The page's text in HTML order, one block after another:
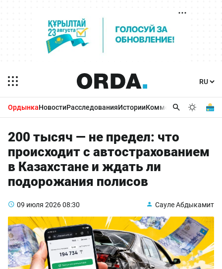
ОрдынкаНовостиРасследованияИсторииКомментарииБизнес
200 тысяч — не предел: что
происходит с автострахованием
в Казахстане и ждать ли
подорожания полисов
09 июля 202608:30 Сауле Абдыкамит